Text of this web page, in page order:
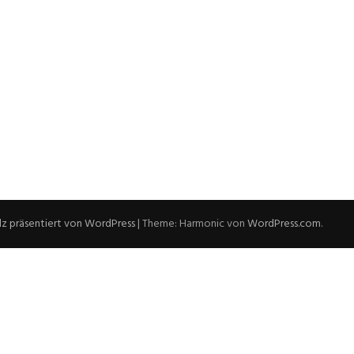
präsentiert von WordPress|Theme: Harmonic vonWordPress.com.